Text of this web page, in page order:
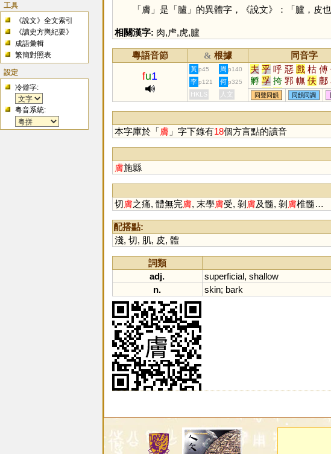
工具
《說文》全文索引
《讀史方輿紀要》
成語彙輯
繁簡對照表
設定
冷僻字:
粵音系統:
「膚 」是「臚」的異體字，《說文》：「臚，皮
相關漢字: 肉,虍,虎,臚
粵語音節 & 根據 同音字
fu1
黃 p45 周 p140 夫 乎 呼 惡 戲 枯 傅
孵 孚 挎 郛 幠 伕 鄜
骷 桴 鈇 刳 滹 趺 跗
垺 尃 衭 虖 痡 寣 歑
謼 垀 荴 璷 桍 雽 橭
荂 紨 綒 跍 邞 砆 柎
枹 泭 虍
李 p121 何 p325
HKLS 人文 同聲同韻 同韻同調
本字庫於「膚 」字下錄有18個方言點的讀音
膚施縣
切膚之痛, 體無完膚, 末學膚受, 剝 膚及髓, 剝 膚椎髓…
配搭點:
淺, 切, 肌, 皮, 體
詞類
adj.
superficial, shallow
n.
skin; bark